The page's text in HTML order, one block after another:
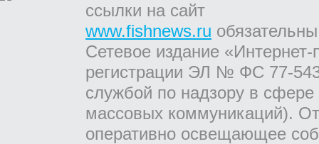
ссылки на сайт
www.fishnews.ru
Сетевое издание
регистрации ЭЛ № ФС 77-
службой по надзору в
массовых коммуникаций).
оперативно освещающее